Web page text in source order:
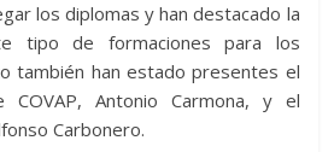
los diplomas y han destacado la
tipo de formaciones para los
también han estado presentes el
Antonio Carmona, y el
Carbonero.